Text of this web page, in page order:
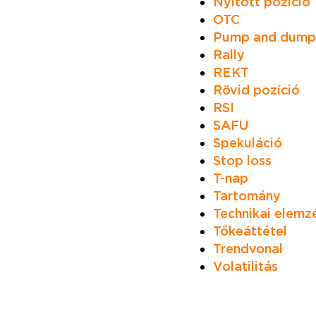
OTC
Pump and dump
Rally
REKT
Rövid pozíció
RSI
SAFU
Spekuláció
Stop loss
T-nap
Tartomány
Technikai
Tőkeáttétel
Trendvonal
Volatilitás